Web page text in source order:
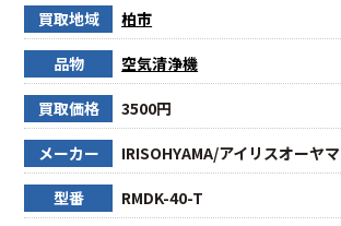
買取地域 柏市
品物 空気清浄機
買取価格 3500円
メーカー IRISOHYAMA/アイリスオーヤマ
型番 RMDK-40-T